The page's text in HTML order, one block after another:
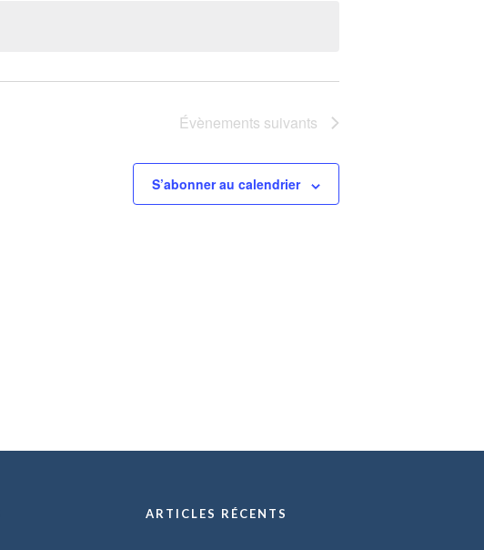
Évènements suivants
S’abonner au calendrier
ARTICLES RÉCENTS